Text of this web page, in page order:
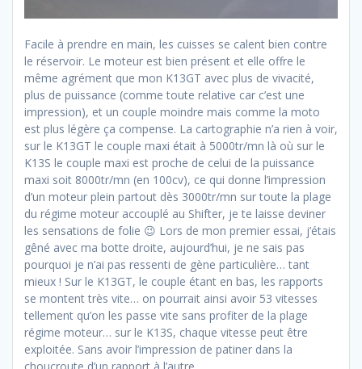
Facile à prendre en main, les cuisses se calent bien contre
le réservoir. Le moteur est bien présent et elle offre le
même agrément que mon K13GT avec plus de vivacité,
plus de puissance (comme toute relative car c’est une
impression), et un couple moindre mais comme la moto
est plus légère ça compense. La cartographie n’a rien à voir,
sur le K13GT le couple maxi était à 5000tr/mn là où sur le
K13S le couple maxi est proche de celui de la puissance
maxi soit 8000tr/mn (en 100cv), ce qui donne l’impression
d’un moteur plein partout dès 3000tr/mn sur toute la plage
du régime moteur accouplé au Shifter, je te laisse deviner
les sensations de folie 😉 Lors de mon premier essai, j’étais
gêné avec ma botte droite, aujourd’hui, je ne sais pas
pourquoi je n’ai pas ressenti de gène particulière… tant
mieux ! Sur le K13GT, le couple étant en bas, les rapports
se montent très vite… on pourrait ainsi avoir 53 vitesses
tellement qu’on les passe vite sans profiter de la plage
régime moteur… sur le K13S, chaque vitesse peut être
exploitée. Sans avoir l’impression de patiner dans la